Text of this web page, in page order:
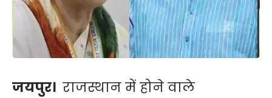
जयपुर। राजस्थान में होने वाले